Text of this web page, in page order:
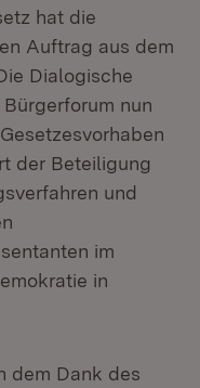
hat die
Auftrag aus dem
Dialogische
nun
der Beteiligung
und
im
in
dem Dank des